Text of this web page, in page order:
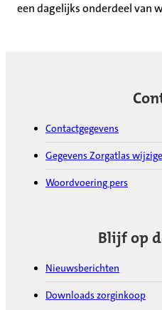
een dagelijks onderdeel van
Contactgegevens
Gegevens Zorgatlas
Woordvoering pers
Blijf op
Nieuwsberichten
Downloads zorginkoop